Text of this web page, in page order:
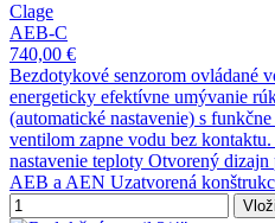
Clage
AEB-C
740,00 €
Bezdotykové senzorom ovládané
energeticky efektívne umývanie
(automatické nastavenie) s
ventilom zapne vodu bez
nastavenie teploty Otvorený
AEB a AEN Uzatvorená